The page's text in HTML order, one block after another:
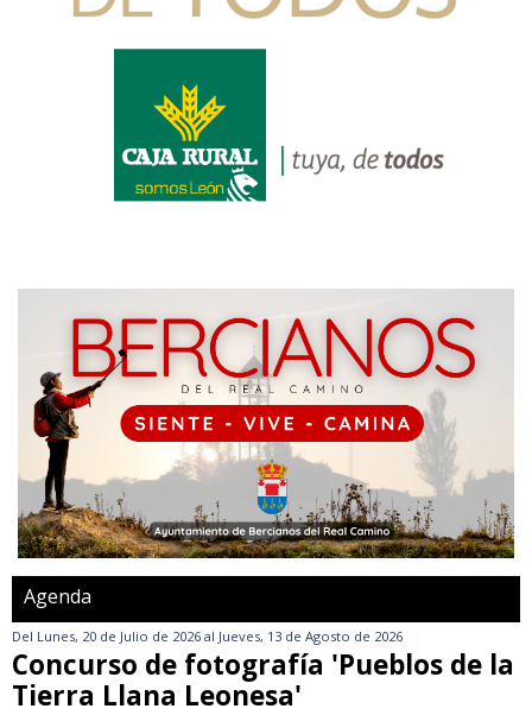
Agenda
Del Lunes, 20 de Julio de 2026 al Jueves, 13 de Agosto de 2026
Concurso de fotografía 'Pueblos de la
Tierra Llana Leonesa'